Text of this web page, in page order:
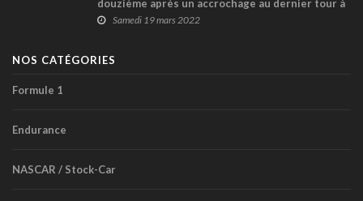
douzième après un accrochage au dernier tour à
Charlotte
Samedi 19 mars 2022
NOS CATÉGORIES
Formule 1
Endurance
NASCAR / Stock-Car